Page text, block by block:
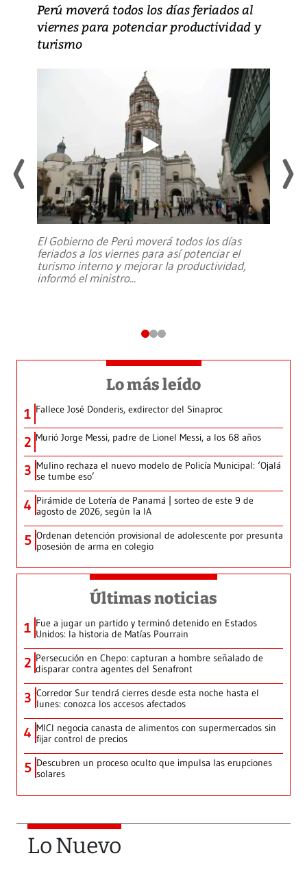
Perú moverá todos los días feriados al
viernes para potenciar productividad y
turismo
El Gobierno de Perú moverá todos los días
feriados a los viernes para así potenciar el
turismo interno y mejorar la productividad,
informó el ministro...
Lo más leído
1 Fallece José Donderis, exdirector del Sinaproc
2 Murió Jorge Messi, padre de Lionel Messi, a los 68 años
3 Mulino rechaza el nuevo modelo de Policía Municipal: ‘Ojalá
se tumbe eso’
4 Pirámide de Lotería de Panamá | sorteo de este 9 de
agosto de 2026, según la IA
5 Ordenan detención provisional de adolescente por presunta
posesión de arma en colegio
Últimas noticias
1 Fue a jugar un partido y terminó detenido en Estados
Unidos: la historia de Matías Pourrain
2 Persecución en Chepo: capturan a hombre señalado de
disparar contra agentes del Senafront
3 Corredor Sur tendrá cierres desde esta noche hasta el
lunes: conozca los accesos afectados
4 MICI negocia canasta de alimentos con supermercados sin
fijar control de precios
5 Descubren un proceso oculto que impulsa las erupciones
solares
Lo Nuevo